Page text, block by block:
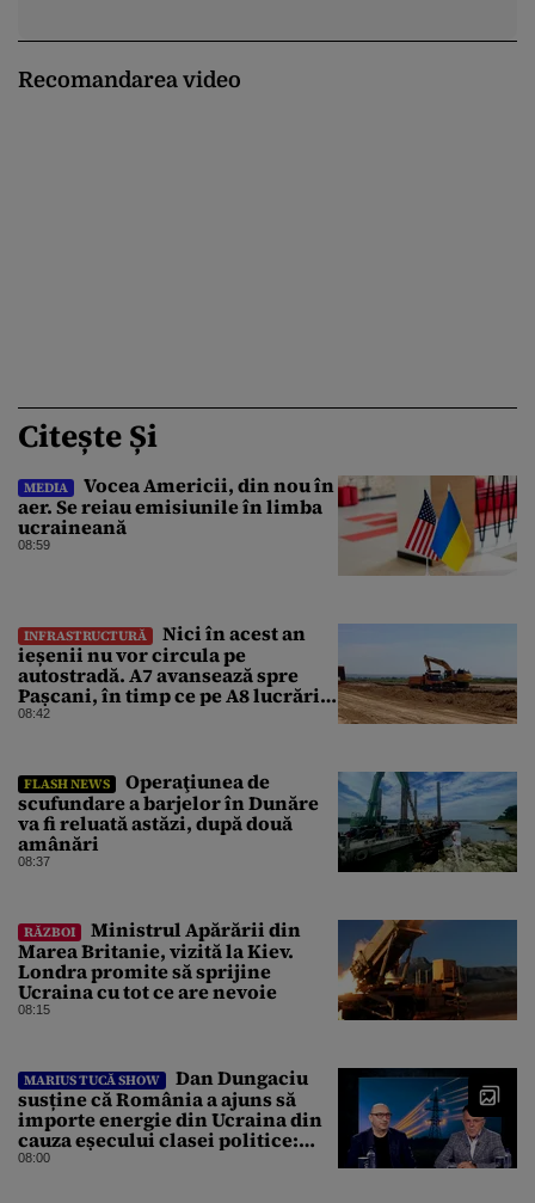
Recomandarea video
Citește Și
MEDIA
Vocea Americii, din nou în
aer. Se reiau emisiunile în limba
ucraineană
08:59
INFRASTRUCTURĂ
Nici în acest an
ieșenii nu vor circula pe
autostradă. A7 avansează spre
Pașcani, în timp ce pe A8 lucrările
întârzie
08:42
FLASH NEWS
Operaţiunea de
scufundare a barjelor în Dunăre
va fi reluată astăzi, după două
amânări
08:37
RĂZBOI
Ministrul Apărării din
Marea Britanie, vizită la Kiev.
Londra promite să sprijine
Ucraina cu tot ce are nevoie
08:15
MARIUS TUCĂ SHOW
Dan Dungaciu
susține că România a ajuns să
importe energie din Ucraina din
cauza eșecului clasei politice:
Este bilanțul politic al ultimilor
08:00